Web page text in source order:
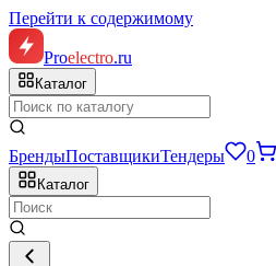
Перейти к содержимому
Proelectro.ru
Каталог
БрендыПоставщикиТендеры 0
Каталог